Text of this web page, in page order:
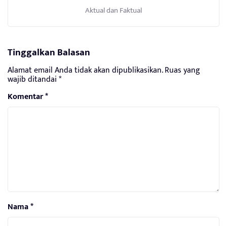
Aktual dan Faktual
Tinggalkan Balasan
Alamat email Anda tidak akan dipublikasikan.Ruas yang
wajib ditandai*
Komentar*
Nama*